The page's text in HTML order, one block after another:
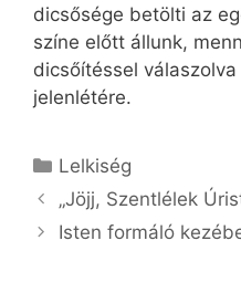
dicsősége betölti az
színe előtt állunk,
dicsőítéssel
jelenlétére.
Kategória
Lelkiség
„Jöjj, Szentlélek
Isten formáló